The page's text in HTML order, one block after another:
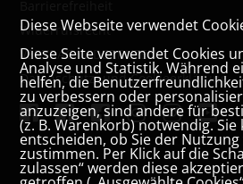
Widerrufsrecht
VERTRAG WIDERRUFEN
Datenschutz- und Cookieerklärung
Diese Webseite verwendet
Diese Seite verwendet Cookies
Analyse und Statistik. Während
helfen, die
zu verbessern oder
anzuzeigen, sind andere für
(z. B. Warenkorb) notwendig.
entscheiden, ob Sie der Nutzung
zustimmen. Per Klick auf die
zulassen“ werden diese